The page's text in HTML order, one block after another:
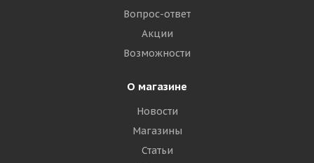
Вопрос-ответ
Акции
Возможности
О магазине
Новости
Магазины
Статьи